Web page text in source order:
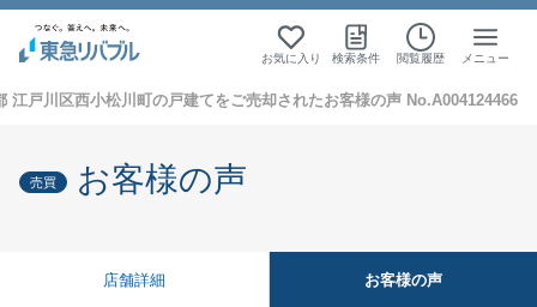
お気に入り 検索条件 閲覧履歴 メニュー
江戸川区西小松川町の戸建てをご売却されたお客様の声 No.A004124466
売買 お客様の声
店舗詳細 お客様の声